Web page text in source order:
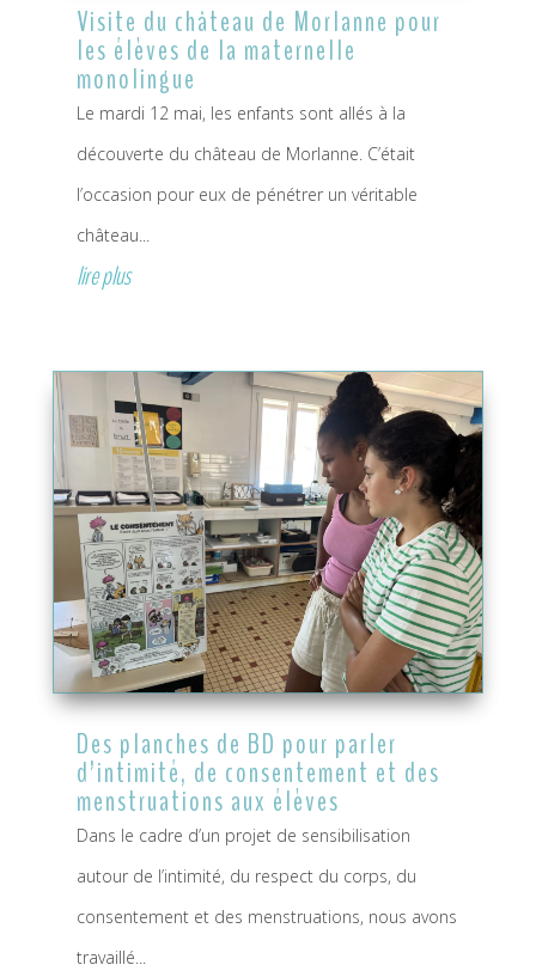
Visite du château de Morlanne pour
les élèves de la maternelle
monolingue
Le mardi 12 mai, les enfants sont allés à la
découverte du château de Morlanne. C’était
l’occasion pour eux de pénétrer un véritable
château...
lire plus
Des planches de BD pour parler
d’intimité, de consentement et des
menstruations aux élèves
Dans le cadre d’un projet de sensibilisation
autour de l’intimité, du respect du corps, du
consentement et des menstruations, nous avons
travaillé...